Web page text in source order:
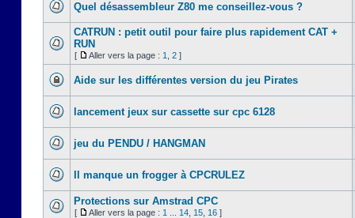
Quel désassembleur Z80 me conseillez-vous ?
CATRUN : petit outil pour faire plus rapidement CAT +
RUN
[ Aller vers la page : 1 2 ]
Aide sur les différentes version du jeu Pirates
lancement jeux sur cassette sur cpc 6128
jeu du PENDU / HANGMAN
Il manque un frogger à CPCRULEZ
Protections sur Amstrad CPC
[ Aller vers la page : 1 14 15 16 ]